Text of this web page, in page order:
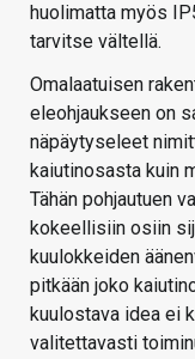
huolimatta myös
tarvitse vältellä.
Omalaatuisen
eleohjaukseen on
näpäytyseleet
kaiutinosasta kuin
Tähän pohjautuen
kokeellisiin osiin
kuulokkeiden
pitkään joko
kuulostava idea ei
valitettavasti